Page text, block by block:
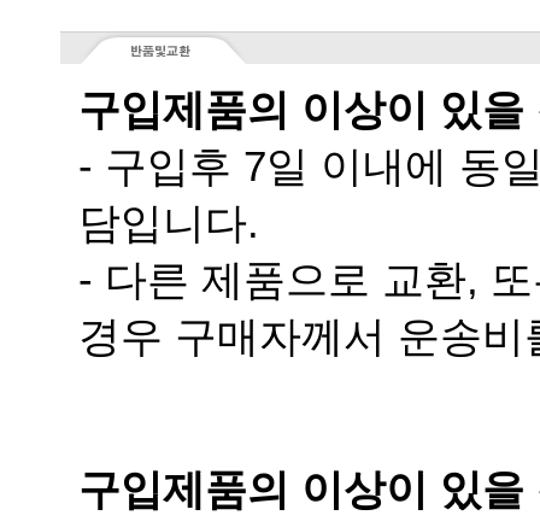
구입제품의 이상이 있을
담입니다.
경우 구매자께서 운송
구입제품의 이상이 있